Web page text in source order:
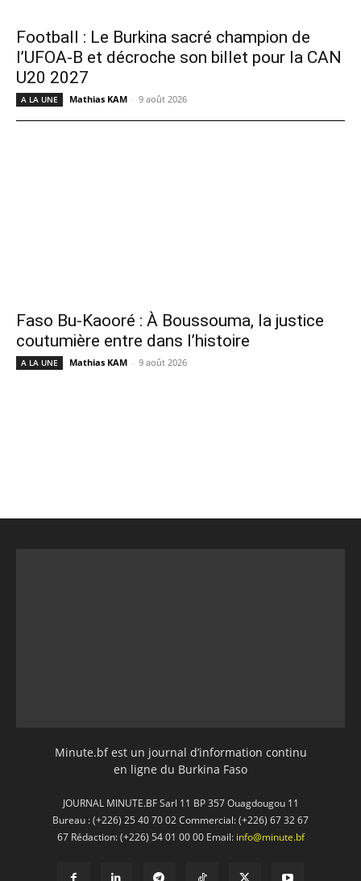
Football : Le Burkina sacré champion de
l’UFOA-B et décroche son billet pour la CAN
U20 2027
A LA UNE Mathias KAM - 9 août 2026
Faso Bu-Kaooré : À Boussouma, la justice
coutumière entre dans l’histoire
A LA UNE Mathias KAM - 9 août 2026
Minute.bf est un journal d’information continu
en ligne du Burkina Faso
JOURNAL MINUTE.BF Sarl 11 BP 357 Ouagdougou 11
Bureau : (+226) 25 40 70 02 Commercial: (+226) 67 32 67
67 Rédaction: (+226) 54 01 00 00 Email: info@minute.bf